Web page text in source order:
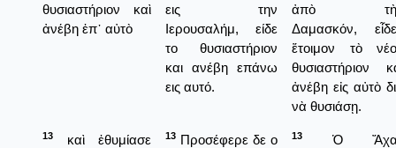
θυσιαστήριον καὶ
ἀνέβη ἐπ᾿ αὐτὸ
εις την
Ιερουσαλήμ, είδε
το θυσιαστήριον
και ανέβη επάνω
εις αυτό.
ἀπὸ
Δαμασκόν,
ἕτοιμον τὸ
θυσιαστήριον
ἀνέβη εἰς αὐτὸ
νὰ θυσιάσῃ.
13
καὶ ἐθυμίασε
13 Προσέφερε δε ο
13
Ὁ